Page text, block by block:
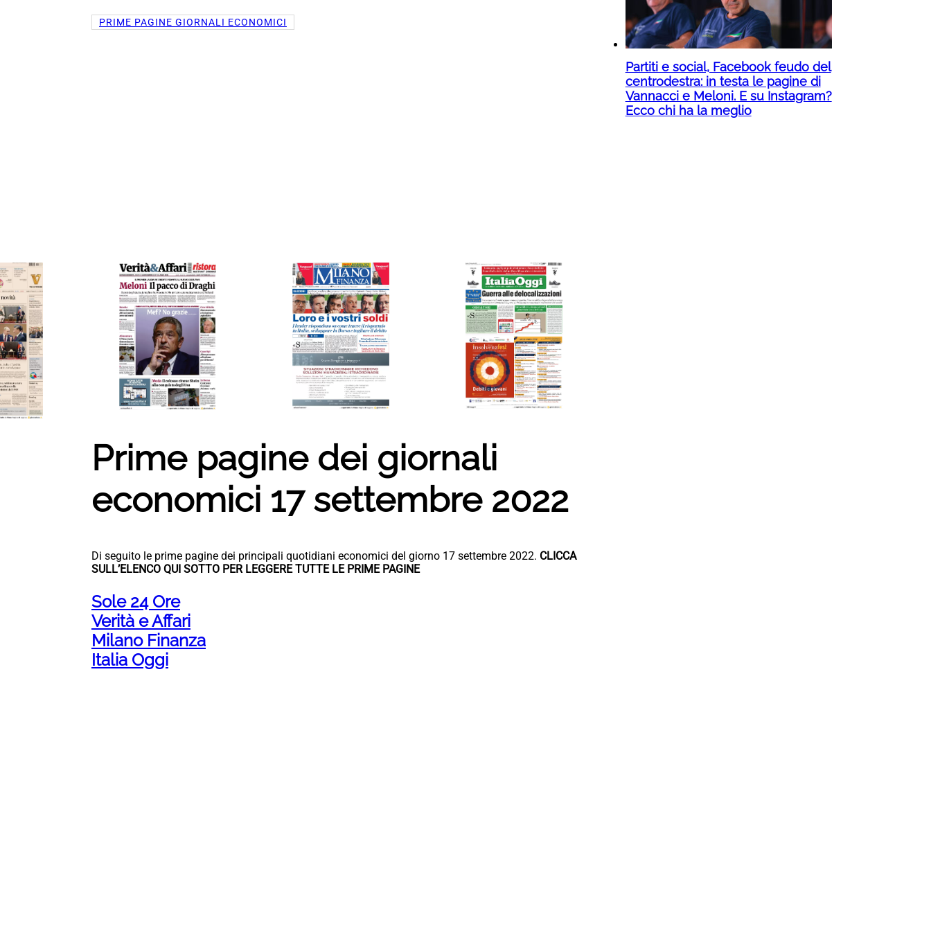
PRIME PAGINE GIORNALI ECONOMICI
Prime pagine dei giornali
economici 17 settembre 2022
Di seguito le prime pagine dei principali quotidiani economici del giorno 17 settembre 2022. CLICCA
SULL’ELENCO QUI SOTTO PER LEGGERE TUTTE LE PRIME PAGINE
Sole 24 Ore
Verità e Affari
Milano Finanza
Italia Oggi
Partiti e social, Facebook feudo del
centrodestra: in testa le pagine di
Vannacci e Meloni. E su Instagram?
Ecco chi ha la meglio